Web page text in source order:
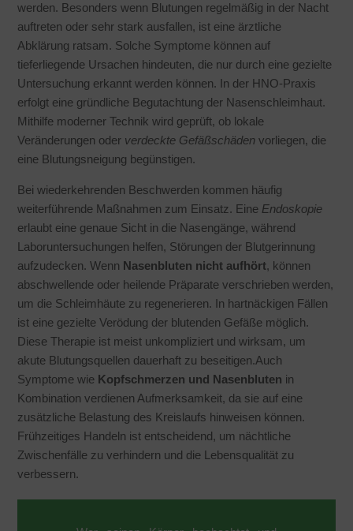
werden. Besonders wenn Blutungen regelmäßig in der Nacht
auftreten oder sehr stark ausfallen, ist eine ärztliche
Abklärung ratsam. Solche Symptome können auf
tieferliegende Ursachen hindeuten, die nur durch eine gezielte
Untersuchung erkannt werden können. In der HNO-Praxis
erfolgt eine gründliche Begutachtung der Nasenschleimhaut.
Mithilfe moderner Technik wird geprüft, ob lokale
Veränderungen oder verdeckte Gefäßschäden vorliegen, die
eine Blutungsneigung begünstigen.
Bei wiederkehrenden Beschwerden kommen häufig
weiterführende Maßnahmen zum Einsatz. Eine Endoskopie
erlaubt eine genaue Sicht in die Nasengänge, während
Laboruntersuchungen helfen, Störungen der Blutgerinnung
aufzudecken. Wenn Nasenbluten nicht aufhört, können
abschwellende oder heilende Präparate verschrieben werden,
um die Schleimhäute zu regenerieren. In hartnäckigen Fällen
ist eine gezielte Verödung der blutenden Gefäße möglich.
Diese Therapie ist meist unkompliziert und wirksam, um
akute Blutungsquellen dauerhaft zu beseitigen.Auch
Symptome wie Kopfschmerzen und Nasenbluten in
Kombination verdienen Aufmerksamkeit, da sie auf eine
zusätzliche Belastung des Kreislaufs hinweisen können.
Frühzeitiges Handeln ist entscheidend, um nächtliche
Zwischenfälle zu verhindern und die Lebensqualität zu
verbessern.